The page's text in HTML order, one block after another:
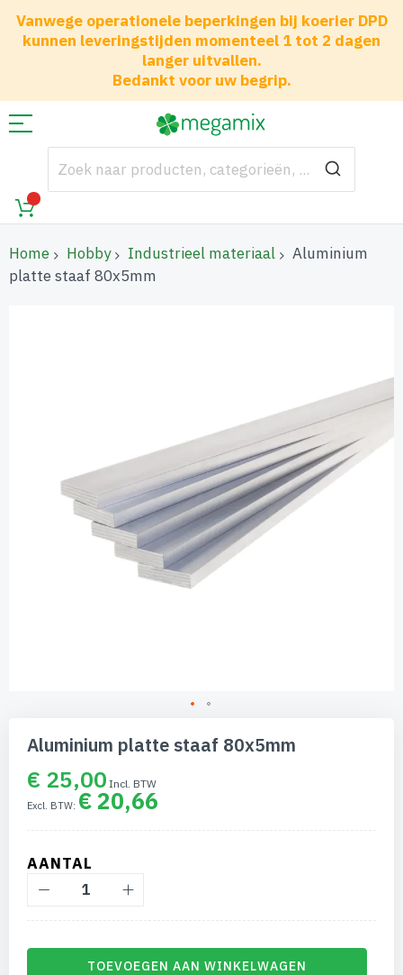
Vanwege operationele beperkingen bij koerier DPD
kunnen leveringstijden momenteel 1 tot 2 dagen
langer uitvallen.
Bedankt voor uw begrip.
Home Hobby Industrieel materiaal
Aluminium
platte staaf 80x5mm
naar
begin
Aluminium platte staaf 80x5mm
€ 25,00
€ 20,66
AANTAL
TOEVOEGEN AAN WINKELWAGEN